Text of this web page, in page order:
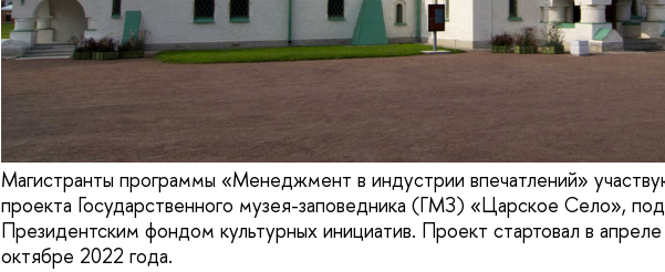
Магистранты программы «Менеджмент в индустрии впечатлений»
проекта Государственного музея-заповедника (ГМЗ) «Царское Село»,
Президентским фондом культурных инициатив. Проект стартовал в апреле
октябре 2022 года.